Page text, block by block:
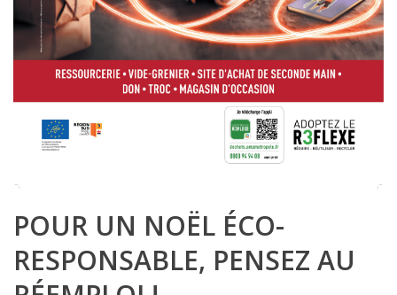
POUR UN NOËL ÉCO-
RESPONSABLE, PENSEZ AU